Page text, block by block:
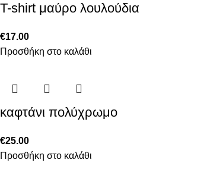
T-shirt μαύρο λουλούδια
€17.00
Προσθήκη στο καλάθι
καφτάνι πολύχρωμο
€25.00
Προσθήκη στο καλάθι